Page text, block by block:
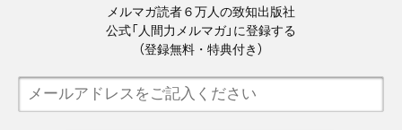
メルマガ読者６万人の致知出版社
公式「人間力メルマガ」に登録する
（登録無料・特典付き）